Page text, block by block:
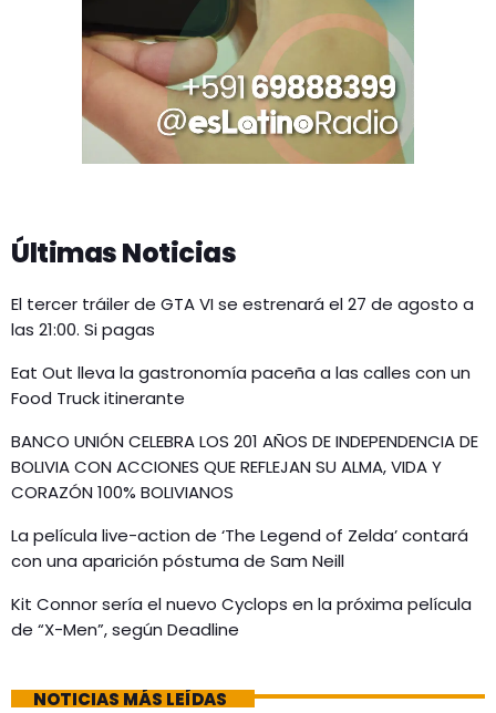
Últimas Noticias
El tercer tráiler de GTA VI se estrenará el 27 de agosto a
las 21:00. Si pagas
Eat Out lleva la gastronomía paceña a las calles con un
Food Truck itinerante
BANCO UNIÓN CELEBRA LOS 201 AÑOS DE INDEPENDENCIA DE
BOLIVIA CON ACCIONES QUE REFLEJAN SU ALMA, VIDA Y
CORAZÓN 100% BOLIVIANOS
La película live-action de ‘The Legend of Zelda’ contará
con una aparición póstuma de Sam Neill
Kit Connor sería el nuevo Cyclops en la próxima película
de “X-Men”, según Deadline
NOTICIAS MÁS LEÍDAS